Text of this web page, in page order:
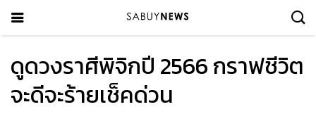
ดูดวงราศีพิจิกปี 2566 กราฟชีวิต
จะดีจะร้ายเช็คด่วน